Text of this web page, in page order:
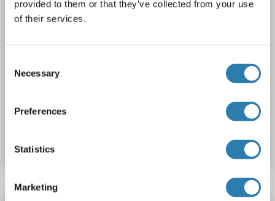
provided to them or that they’ve collected from your use
of their services.
Selection
Necessary
Preferences
Statistics
Marketing
N° du produit ABIN2732868